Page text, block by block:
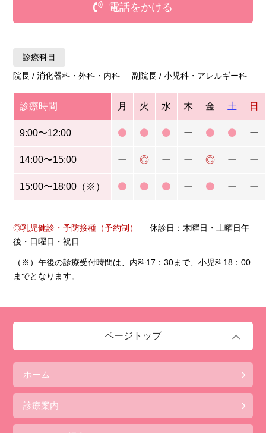
電話をかける
診療科目
院長 / 消化器科・外科・内科 副院長 / 小児科・アレルギー科
診療時間 月 火 水 木 金 土 日
9:00〜12:00 ー ー
14:00〜15:00 ー ◎ ー ー ◎ ー ー
15:00〜18:00（※） ー ー ー
◎乳児健診・予防接種（予約制）
休診日：木曜日・土曜日午
後・日曜日・祝日
（※）午後の診療受付時間は、内科17：30まで、小児科18：00
までとなります。
ページトップ
ホーム
診療案内